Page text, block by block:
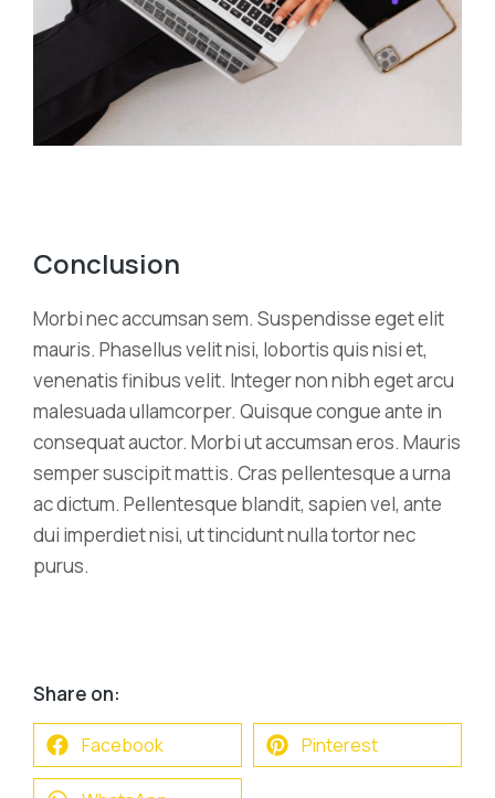
Conclusion
Morbi nec accumsan sem. Suspendisse eget elit
mauris. Phasellus velit nisi, lobortis quis nisi et,
venenatis finibus velit. Integer non nibh eget arcu
malesuada ullamcorper. Quisque congue ante in
consequat auctor. Morbi ut accumsan eros. Mauris
semper suscipit mattis. Cras pellentesque a urna
ac dictum. Pellentesque blandit, sapien vel, ante
dui imperdiet nisi, ut tincidunt nulla tortor nec
purus.
Share on:
Facebook Pinterest